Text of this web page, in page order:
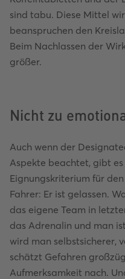
sind tabu. Diese Mittel
beanspruchen den
Beim Nachlassen der
größer.
Nicht zu
Auch wenn der
Aspekte beachtet, gibt
Eignungskriterium für
Fahrer: Er ist gelassen.
das eigene Team in
das Adrenalin und man
wird man selbstsicherer,
schätzt Gefahren
Aufmerksamkeit nach.